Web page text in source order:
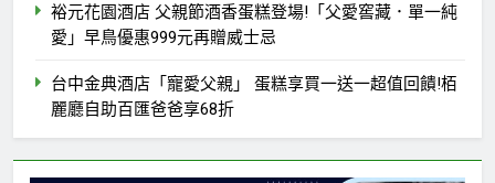
裕元花園酒店 父親節酒香蛋糕登場!「父愛窖藏．單一純
愛」早鳥優惠999元再贈威士忌
台中金典酒店「寵愛父親」 蛋糕享買一送一超值回饋!栢
麗廳自助百匯爸爸享68折